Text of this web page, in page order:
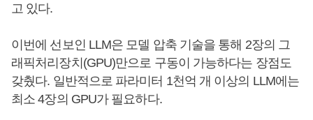
고 있다.
이번에 선보인 LLM은 모델 압축 기술을 통해 2장의 그
래픽처리장치(GPU)만으로 구동이 가능하다는 장점도
갖췄다. 일반적으로 파라미터 1천억 개 이상의 LLM에는
최소 4장의 GPU가 필요하다.